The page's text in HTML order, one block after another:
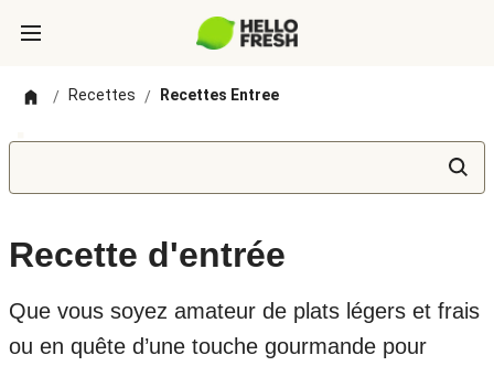
/ Recettes / Recettes Entree
Recette d'entrée
Que vous soyez amateur de plats légers et frais
ou en quête d’une touche gourmande pour